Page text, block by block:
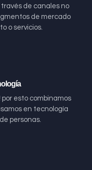
de canales no
de mercado
o servicios.
por esto combinamos
en tecnología
personas.